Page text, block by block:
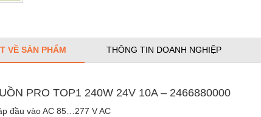
VỀ SẢN PHẨM THÔNG TIN DOANH NGHIỆP
PRO TOP1 240W 24V 10A – 2466880000
đầu vào AC 85…277 V AC